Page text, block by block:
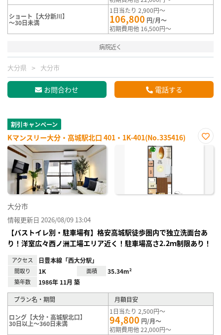
ショート【大分新川】
～30日未満
1日当たり 2,900円～
106,800 円/月～
初期費用他 16,500円～
病院近く
大分県 大分市
お問合わせ 電話する
割引キャンペーン
Kマンスリー大分・高城駅北口 401・1K-401(No.335416)
お気
大分市
情報更新日 2026/08/09 13:04
【バストイレ別・駐車場有】格安高城駅徒歩圏内で独立洗面台あ
り！洋室広々西ノ洲工場エリア近く！駐車場高さ2.2ｍ制限あり！
アクセス 日豊本線「西大分駅」
間取り 1K 面積 35.34m²
築年数 1986年 11月 築
プラン名・期間 月額目安
ロング【大分・高城駅北口】
30日以上～360日未満
1日当たり 2,500円～
94,800 円/月～
初期費用他 22,000円～